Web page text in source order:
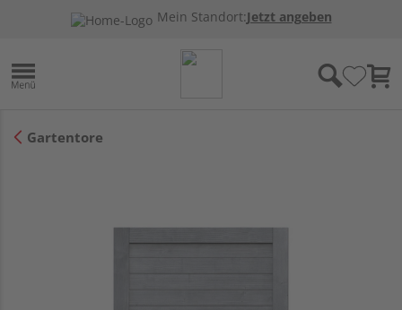
Mein Standort:Jetzt angeben
Gartentore